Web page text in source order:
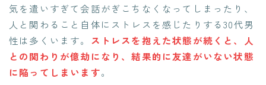
気を遣いすぎて会話がぎこちなくなってしまったり、
人と関わること自体にストレスを感じたりする30代男
性は多くいます。 ストレスを抱えた状態が続くと、人
との関わりが億劫になり、結果的に友達がいない状態
に陥ってしまいます。